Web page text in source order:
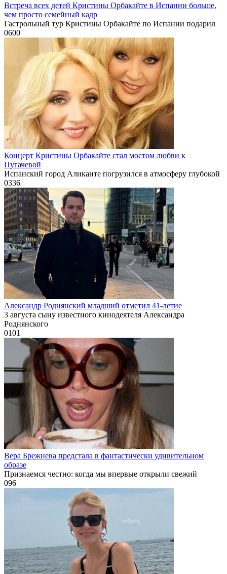
Встреча всех детей Кристины Орбакайте в Испании больше,
чем просто семейный кадр
Гастрольный тур Кристины Орбакайте по Испании подарил
0600
Концерт Кристины Орбакайте стал мостом любви к
Пугачевой
Испанский город Аликанте погрузился в атмосферу глубокой
0336
Александр Роднянский младший отметил 41-летие
3 августа сыну известного кинодеятеля Александра
Роднянского
0101
Вера Брежнева предстала в фантастически удивительном
образе
Признаемся честно: когда мы впервые открыли свежий
096